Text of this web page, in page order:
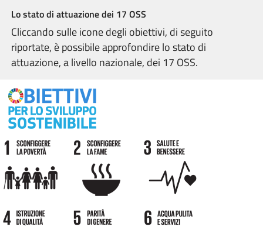
Lo stato di attuazione dei 17 OSS
Cliccando sulle icone degli obiettivi, di seguito
riportate, è possibile approfondire lo stato di
attuazione, a livello nazionale, dei 17 OSS.